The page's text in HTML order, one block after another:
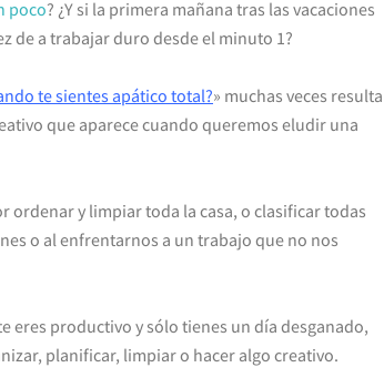
poco? ¿Y si la primera mañana tras las vacaciones
de a trabajar duro desde el minuto 1?
te sientes apático total?» muchas veces resulta
que aparece cuando queremos eludir una
y limpiar toda la casa, o clasificar todas
o al enfrentarnos a un trabajo que no nos
eres productivo y sólo tienes un día desganado,
planificar, limpiar o hacer algo creativo.